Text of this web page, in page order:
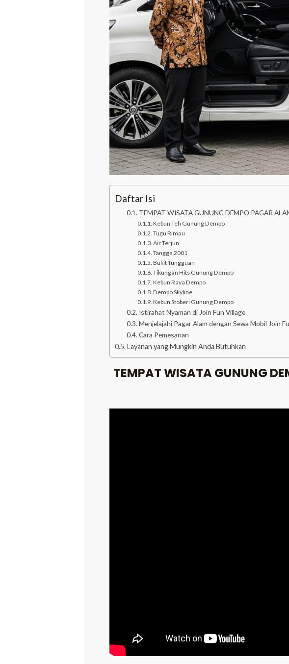
Daftar Isi
TEMPAT WISATA GUNUNG DEMPO PAGAR
Kebun Teh Gunung Dempo
Tugu Rimau
Air Terjun
Tangga 2001
Bukit Tungguan
Tikungan Hits Gunung Dempo
Kebun Raya Dempo
Dempo Skyline
Kebun Stoberi Gunung Dempo
Istirahat Nyaman di Join Fun Village
Menjelajahi Pagar Alam dengan Sewa Mobil Join
Cara Pemesanan
Layanan yang Mungkin Anda Butuhkan
TEMPAT WISATA GUNUNG